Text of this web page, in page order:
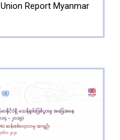
Union Report Myanmar